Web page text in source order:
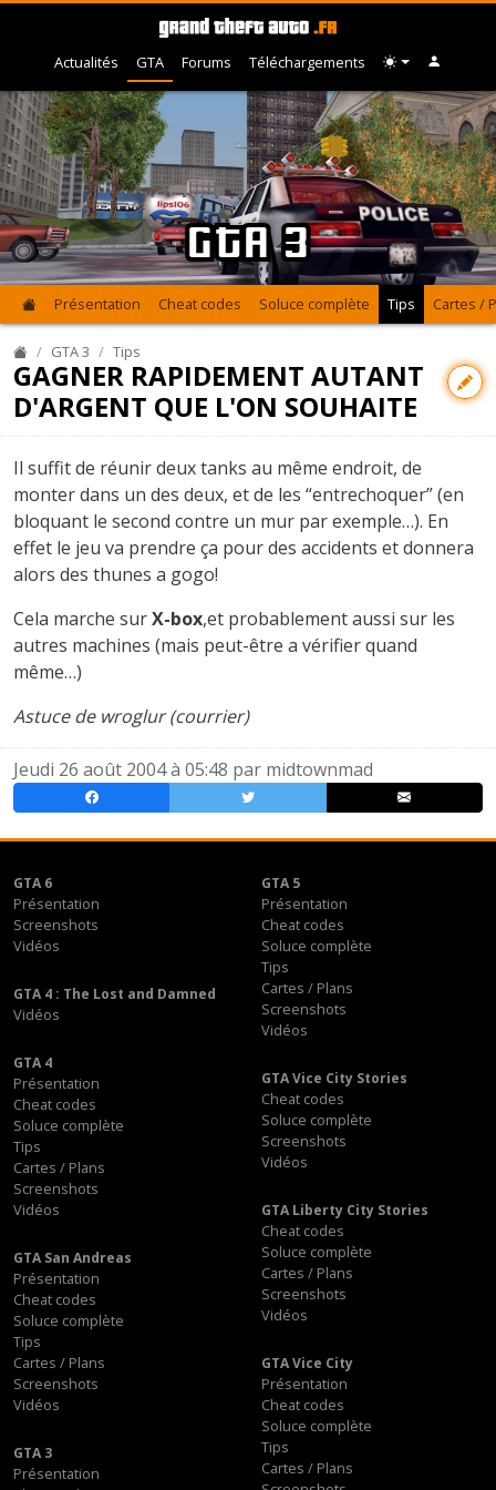
Actualités GTA Forums Téléchargements
GTA 3
Présentation Cheat codes Soluce complète Tips Cartes /
GTA 3 Tips
GAGNER RAPIDEMENT AUTANT
D'ARGENT QUE L'ON SOUHAITE
Il suffit de réunir deux tanks au même endroit, de
monter dans un des deux, et de les “entrechoquer” (en
bloquant le second contre un mur par exemple…). En
effet le jeu va prendre ça pour des accidents et donnera
alors des thunes a gogo!
Cela marche surX-box,et probablement aussi sur les
autres machines (mais peut-être a vérifier quand
même…)
Astuce de wroglur (courrier)
Jeudi 26 août 2004 à 05:48 par midtownmad
GTA 6
Présentation
Screenshots
Vidéos
GTA 5
Présentation
Cheat codes
Soluce complète
Tips
Cartes / Plans
Screenshots
Vidéos
GTA 4 : The Lost and Damned
Vidéos
GTA 4
Présentation
Cheat codes
Soluce complète
Tips
Cartes / Plans
Screenshots
Vidéos
GTA Vice City Stories
Cheat codes
Soluce complète
Screenshots
Vidéos
GTA Liberty City Stories
Cheat codes
Soluce complète
Cartes / Plans
Screenshots
Vidéos
GTA San Andreas
Présentation
Cheat codes
Soluce complète
Tips
Cartes / Plans
Screenshots
Vidéos
GTA Vice City
Présentation
Cheat codes
Soluce complète
Tips
Cartes / Plans
GTA 3
Présentation